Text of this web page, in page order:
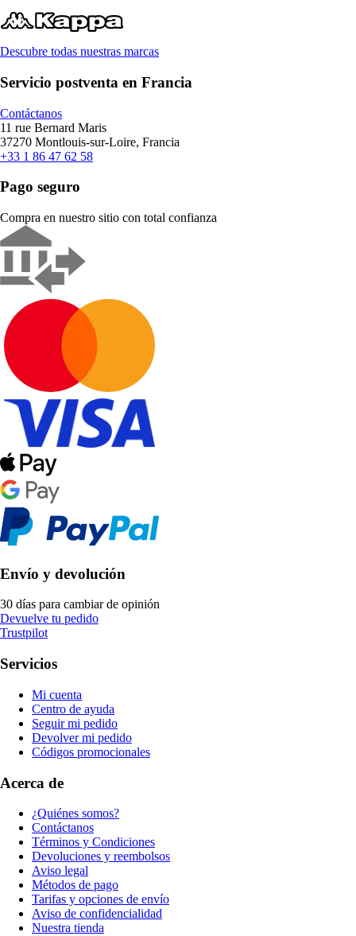
Descubre todas nuestras marcas
Servicio postventa en Francia
Contáctanos
11 rue Bernard Maris
37270 Montlouis-sur-Loire, Francia
+33 1 86 47 62 58
Pago seguro
Compra en nuestro sitio con total confianza
Envío y devolución
30 días para cambiar de opinión
Devuelve tu pedido
Trustpilot
Servicios
Mi cuenta
Centro de ayuda
Seguir mi pedido
Devolver mi pedido
Códigos promocionales
Acerca de
¿Quiénes somos?
Contáctanos
Términos y Condiciones
Devoluciones y reembolsos
Aviso legal
Métodos de pago
Tarifas y opciones de envío
Aviso de confidencialidad
Nuestra tienda